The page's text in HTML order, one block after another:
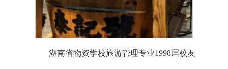
湖南省物资学校旅游管理专业1998届校友